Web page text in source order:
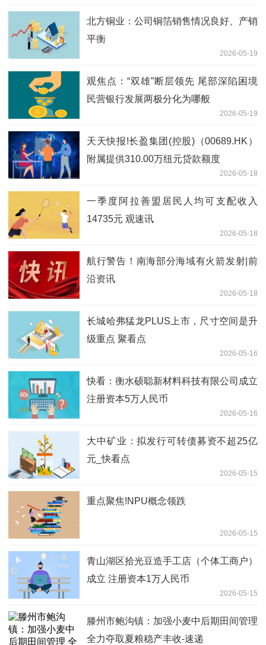
北方铜业：公司铜箔销售情况良好、产销
平衡
2026-05-19
观焦点：“双雄”断层领先 尾部深陷困境
民营银行发展两极分化为哪般
2026-05-19
天天快报!长盈集团(控股)（00689.HK）
附属提供310.00万纽元贷款额度
2026-05-18
一季度阿拉善盟居民人均可支配收入
14735元 观速讯
2026-05-18
航行警告！南海部分海域有火箭发射|前
沿资讯
2026-05-18
长城哈弗猛龙PLUS上市，尺寸空间是升
级重点 聚看点
2026-05-16
快看：衡水硕聪新材料科技有限公司成立
注册资本5万人民币
2026-05-16
大中矿业：拟发行可转债募资不超25亿
元_快看点
2026-05-15
重点聚焦!NPU概念领跌
2026-05-15
青山湖区拾光豆造手工店（个体工商户）
成立 注册资本1万人民币
2026-05-15
滕州市鲍沟镇：加强小麦中后期田间管理
全力夺取夏粮稳产丰收-速递